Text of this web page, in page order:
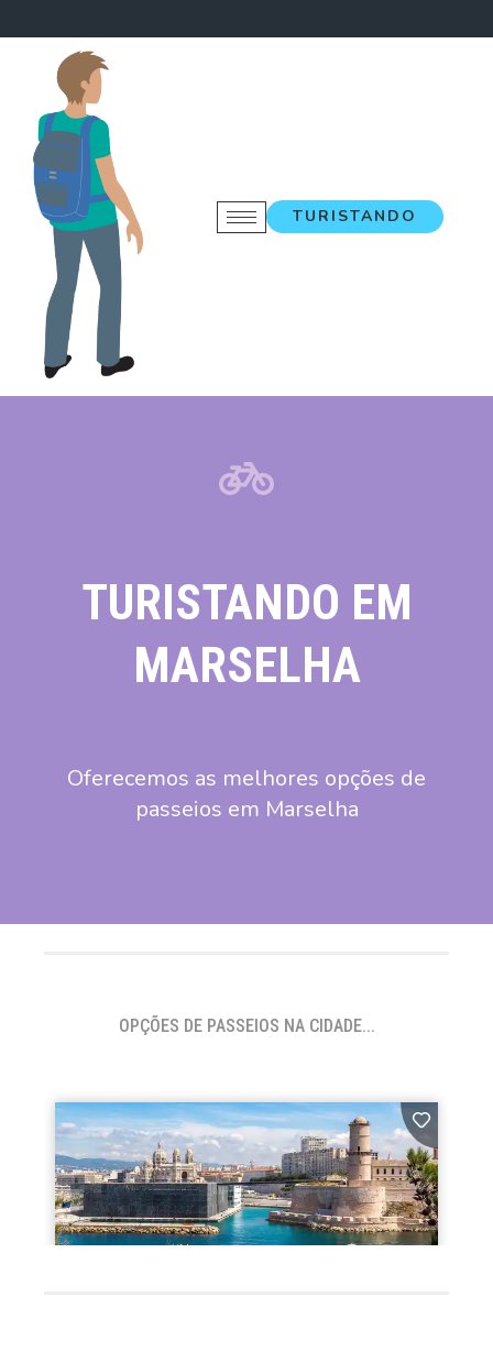
TURISTANDO
TURISTANDO EM
MARSELHA
Oferecemos as melhores opções de
passeios em Marselha
OPÇÕES DE PASSEIOS NA CIDADE...